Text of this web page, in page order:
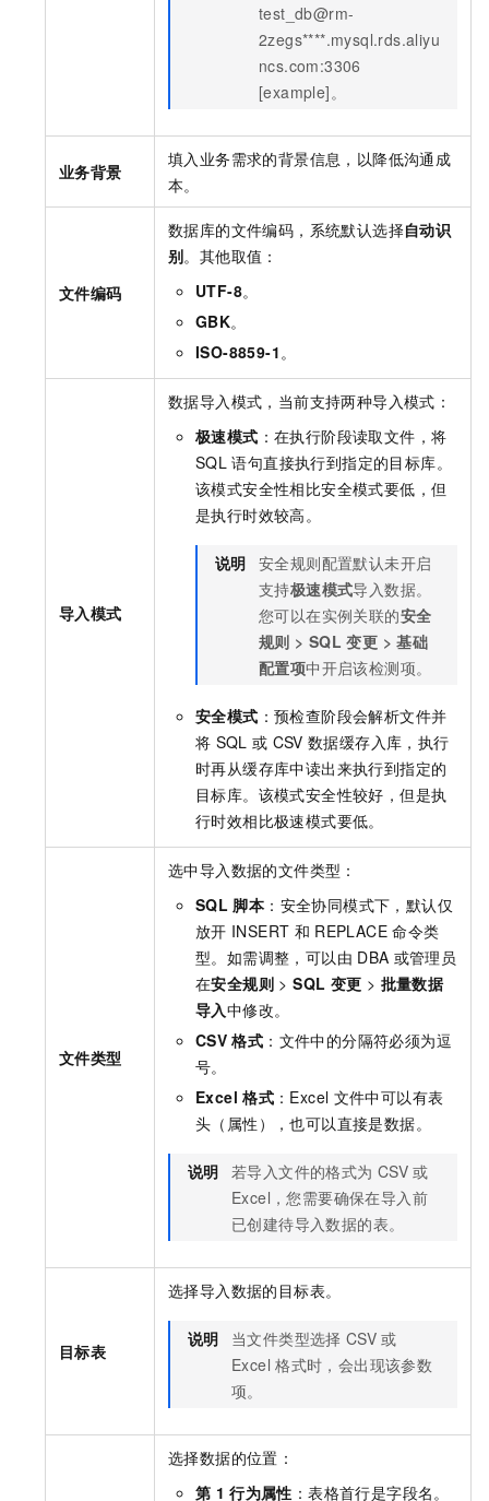
test_db@rm-
2zegs****.mysql.rds.aliyu
ncs.com:3306
[example]。
业务背景
填入业务需求的背景信息，以降低沟通成
本。
文件编码
数据库的文件编码，系统默认选择自动识
别。其他取值：
UTF-8。
GBK。
ISO-8859-1。
导入模式
数据导入模式，当前支持两种导入模式：
极速模式 ：在执行阶段读取文件，将
SQL 语句直接执行到指定的目标库。
该模式安全性相比安全模式要低，但
是执行时效较高。
说明 安全规则配置默认未开启
支持极速模式导入数据。
您可以在实例关联的安全
规则 >SQL 变更 >基础
配置项中开启该检测项。
安全模式 ：预检查阶段会解析文件并
将 SQL 或 CSV 数据缓存入库，执行
时再从缓存库中读出来执行到指定的
目标库。该模式安全性较好，但是执
行时效相比极速模式要低。
文件类型
选中导入数据的文件类型：
SQL 脚本 ：安全协同模式下，默认仅
放开 INSERT 和 REPLACE 命令类
型。如需调整，可以由 DBA 或管理员
在安全规则 >SQL 变更 > 批量数据
导入中修改。
CSV 格式 ：文件中的分隔符必须为逗
号。
Excel 格式 ：Excel 文件中可以有表
头（属性），也可以直接是数据。
说明 若导入文件的格式为 CSV 或
Excel，您需要确保在导入前
已创建待导入数据的表。
目标表
选择导入数据的目标表。
说明 当文件类型选择 CSV 或
Excel 格式时，会出现该参数
项。
选择数据的位置：
第 1 行为属性 ：表格首行是字段名。